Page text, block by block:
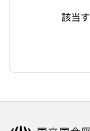
該当